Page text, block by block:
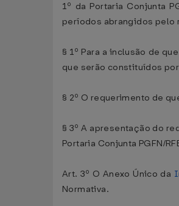
1º da Portaria Conjunta
períodos abrangidos
§ 1º Para a inclusão de
que serão constituídos
§ 2º O requerimento de
§ 3º A apresentação do
Portaria Conjunta PGFN/
Art. 3º O Anexo Único da
Normativa.